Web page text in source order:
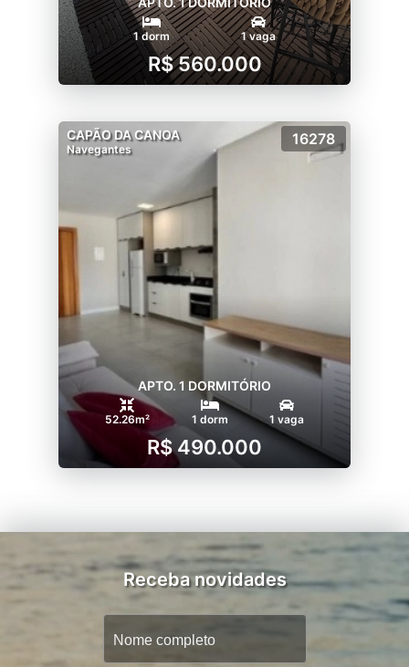
1 dorm 1 vaga
R$ 560.000
CAPÃO DA CANOA
Navegantes
16278
APTO. 1 DORMITÓRIO
52.26m² 1 dorm 1 vaga
R$ 490.000
Receba novidades